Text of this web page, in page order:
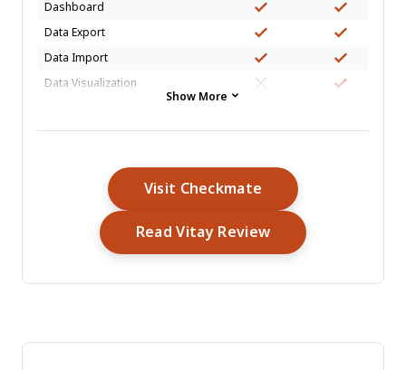
Dashboard
Data Export
Data Import
Data Visualization
Employee Onboarding
Feedback Management
Notifications
Show More
Visit Checkmate Opens New
Read Vitay ReviewOpens New